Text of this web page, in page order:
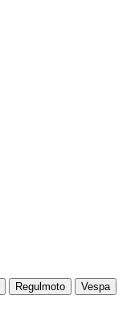
Regulmoto
Vespa